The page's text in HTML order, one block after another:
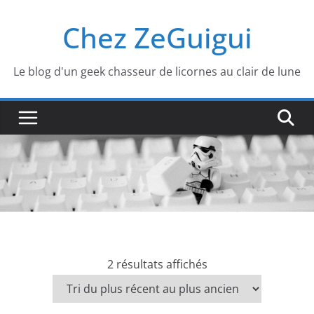
Chez ZeGuigui
Le blog d'un geek chasseur de licornes au clair de lune
2 résultats affichésT
r
i